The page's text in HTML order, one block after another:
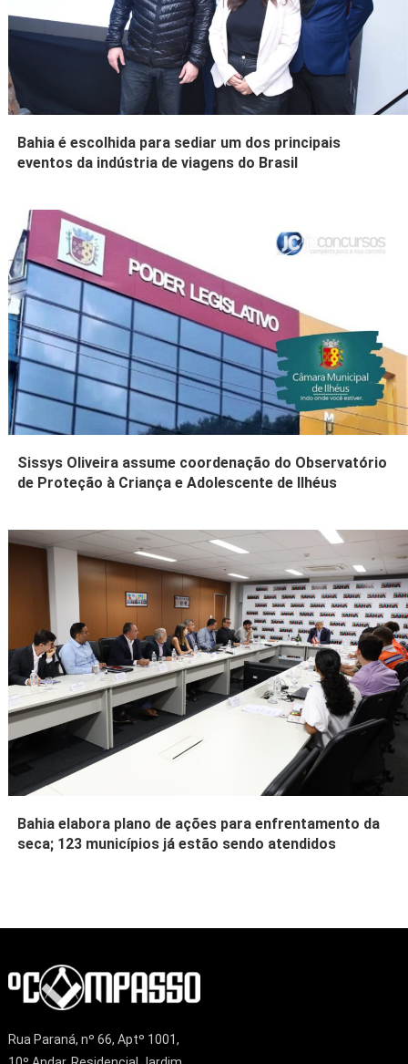
Bahia é escolhida para sediar um dos principais
eventos da indústria de viagens do Brasil
Sissys Oliveira assume coordenação do Observatório
de Proteção à Criança e Adolescente de Ilhéus
Bahia elabora plano de ações para enfrentamento da
seca; 123 municípios já estão sendo atendidos
Rua Paraná, nº 66, Aptº 1001,